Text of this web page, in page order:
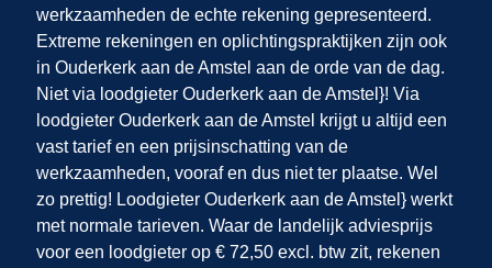
werkzaamheden de echte rekening gepresenteerd.
Extreme rekeningen en oplichtingspraktijken zijn ook
in Ouderkerk aan de Amstel aan de orde van de dag.
Niet via loodgieter Ouderkerk aan de Amstel}! Via
loodgieter Ouderkerk aan de Amstel krijgt u altijd een
vast tarief en een prijsinschatting van de
werkzaamheden, vooraf en dus niet ter plaatse. Wel
zo prettig! Loodgieter Ouderkerk aan de Amstel} werkt
met normale tarieven. Waar de landelijk adviesprijs
voor een loodgieter op € 72,50 excl. btw zit, rekenen